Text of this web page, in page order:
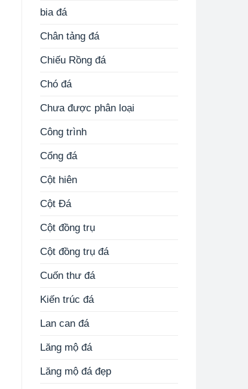
bia đá
Chân tảng đá
Chiếu Rồng đá
Chó đá
Chưa được phân loại
Công trình
Cổng đá
Cột hiên
Cột Đá
Cột đồng trụ
Cột đồng trụ đá
Cuốn thư đá
Kiến trúc đá
Lan can đá
Lăng mộ đá
Lăng mộ đá đẹp